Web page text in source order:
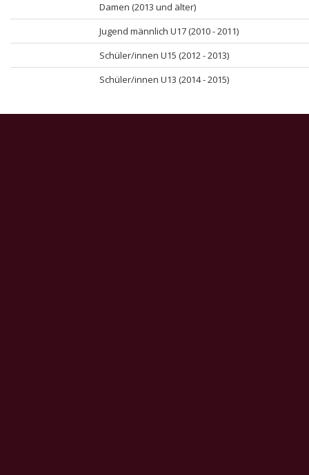
Damen (2013 und älter)
Jugend männlich U17 (2010 - 2011)
Schüler/innen U15 (2012 - 2013)
Schüler/innen U13 (2014 - 2015)